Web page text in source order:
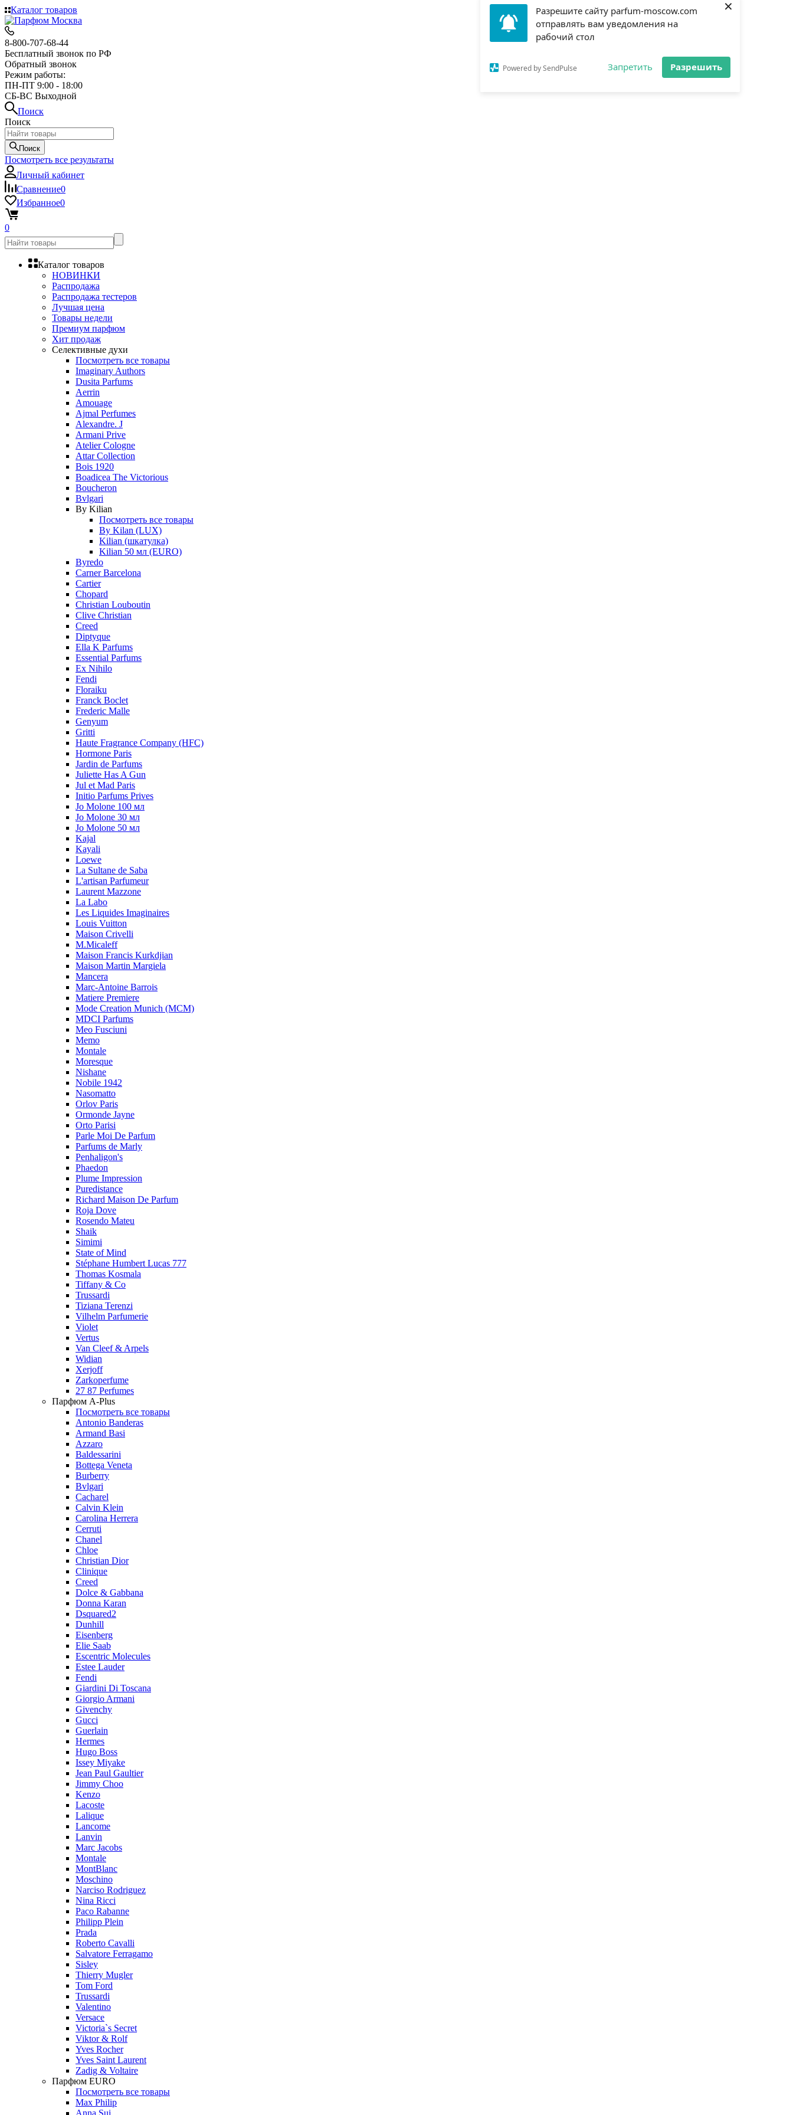
Разрешите сайту parfum-moscow.com
отправлять вам уведомления на
рабочий стол
Powered by SendPulse Запретить Разрешить
×
Каталог товаров
8-800-707-68-44
Бесплатный звонок по РФ
Обратный звонок
Режим работы:
ПН-ПТ 9:00 - 18:00
СБ-ВС Выходной
Поиск
Поиск
Поиск
Посмотреть все результаты
Личный кабинет
Сравнение0
Избранное0
0
Каталог товаров
НОВИНКИ
Распродажа
Распродажа тестеров
Лучшая цена
Товары недели
Премиум парфюм
Хит продаж
Селективные духи
Посмотреть все товары
Imaginary Authors
Dusita Parfums
Aerrin
Amouage
Ajmal Perfumes
Alexandre. J
Armani Prive
Atelier Cologne
Attar Collection
Bois 1920
Boadicea The Victorious
Boucheron
Bvlgari
By Kilian
Посмотреть все товары
By Kilan (LUX)
Kilian (шкатулка)
Kilian 50 мл (EURO)
Byredo
Carner Barcelona
Cartier
Chopard
Christian Louboutin
Clive Christian
Creed
Diptyque
Ella K Parfums
Essential Parfums
Ex Nihilo
Fendi
Floraiku
Franck Boclet
Frederic Malle
Genyum
Gritti
Haute Fragrance Company (HFC)
Hormone Paris
Jardin de Parfums
Juliette Has A Gun
Jul et Mad Paris
Initio Parfums Prives
Jo Molone 100 мл
Jo Molone 30 мл
Jo Molone 50 мл
Kajal
Kayali
Loewe
La Sultane de Saba
L'artisan Parfumeur
Laurent Mazzone
La Labo
Les Liquides Imaginaires
Louis Vuitton
Maison Crivelli
M.Micaleff
Maison Francis Kurkdjian
Maison Martin Margiela
Mancera
Marc-Antoine Barrois
Matiere Premiere
Mode Creation Munich (MCM)
MDCI Parfums
Meo Fusciuni
Memo
Montale
Moresque
Nishane
Nobile 1942
Nasomatto
Orlov Paris
Ormonde Jayne
Orto Parisi
Parle Moi De Parfum
Parfums de Marly
Penhaligon's
Phaedon
Plume Impression
Puredistance
Richard Maison De Parfum
Roja Dove
Rosendo Mateu
Shaik
Simimi
State of Mind
Stéphane Humbert Lucas 777
Thomas Kosmala
Tiffany & Co
Trussardi
Tiziana Terenzi
Vilhelm Parfumerie
Violet
Vertus
Van Cleef & Arpels
Widian
Xerjoff
Zarkoperfume
27 87 Perfumes
Парфюм A-Plus
Посмотреть все товары
Antonio Banderas
Armand Basi
Azzaro
Baldessarini
Bottega Veneta
Burberry
Bvlgari
Cacharel
Calvin Klein
Carolina Herrera
Cerruti
Chanel
Chloe
Christian Dior
Clinique
Creed
Dolce & Gabbana
Donna Karan
Dsquared2
Dunhill
Eisenberg
Elie Saab
Escentric Molecules
Estee Lauder
Fendi
Giardini Di Toscana
Giorgio Armani
Givenchy
Gucci
Guerlain
Hermes
Hugo Boss
Issey Miyake
Jean Paul Gaultier
Jimmy Choo
Kenzo
Lacoste
Lalique
Lancome
Lanvin
Marc Jacobs
Montale
MontBlanc
Moschino
Narciso Rodriguez
Nina Ricci
Paco Rabanne
Philipp Plein
Prada
Roberto Cavalli
Salvatore Ferragamo
Sisley
Thierry Mugler
Tom Ford
Trussardi
Valentino
Versace
Victoria`s Secret
Viktor & Rolf
Yves Rocher
Yves Saint Laurent
Zadig & Voltaire
Парфюм EURO
Посмотреть все товары
Max Philip
Anna Sui